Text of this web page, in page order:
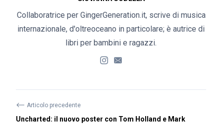
Collaboratrice per GingerGeneration.it, scrive di musica
internazionale, d'oltreoceano in particolare; è autrice di
libri per bambini e ragazzi.
⟵ Articolo precedente
Uncharted: il nuovo poster con Tom Holland e Mark